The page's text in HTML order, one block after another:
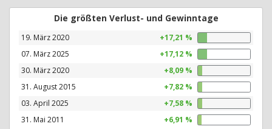
Die größten Verlust- und Gewinntage
19. März 2020
+17,21 %
07. März 2025
+17,12 %
30. März 2020
+8,09 %
31. August 2015
+7,82 %
03. April 2025
+7,58 %
31. Mai 2011
+6,91 %